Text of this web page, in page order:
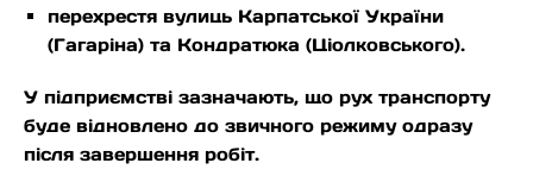
перехрестя вулиць Карпатської України
(Гагаріна) та Кондратюка (Ціолковського).
У підприємстві зазначають, що рух транспорту
буде відновлено до звичного режиму одразу
після завершення робіт.